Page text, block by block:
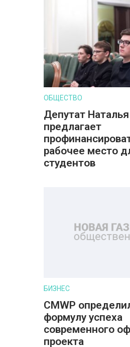
ОБЩЕСТВО
Депутат
предлагает
рабочее место
студентов
БИЗНЕС
CMWP
формулу успеха
современного
проекта